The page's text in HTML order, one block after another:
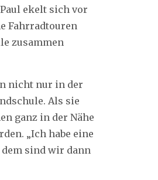
ekelt sich vor
Fahrradtouren
zusammen
nicht nur in der
Als sie
ganz in der Nähe
„Ich habe eine
dem sind wir dann